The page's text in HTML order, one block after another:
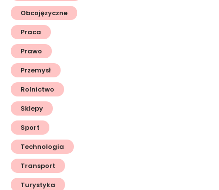
Obcojęzyczne
Praca
Prawo
Przemysł
Rolnictwo
Sklepy
Sport
Technologia
Transport
Turystyka